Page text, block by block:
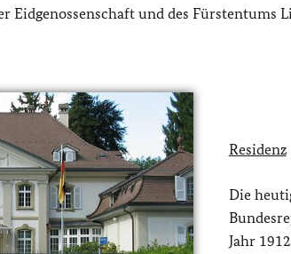
Eidgenossenschaft und des Fürstentums
Residenz
Die
Jahr